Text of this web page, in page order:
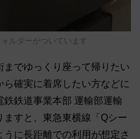
ルダーがついています
でゆっくり座って帰りたい
確実に着席したい方などに
鉄道事業本部 運輸部運輸
すと、東急東横線「Qシー
うに長距離での利用が想定さ